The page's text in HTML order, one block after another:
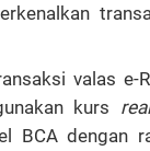
valas e-
kurs
BCA dengan